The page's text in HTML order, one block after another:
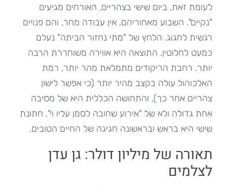
לעומת זאת, ביום שישי בצהריים, האורחים מגיעים
"נקיים". השבוע מאחוריהם, אין עבודה מחר, והם פנויים
רגשית לחגוג. הלחץ של "מתי נחזור הביתה" נעלם
כמעט לחלוטין. התוצאה היא אווירה משוחררת הרבה
יותר. רחבת הריקודים מתמלאת מהר יותר, רמת
האלכוהול עולה בקצב מהיר יותר (כי אפשר לישון
צהריים אחר כך), והתחושה הכללית היא של מסיבה
אחת גדולה ולא של "אירוע שחובה לסמן עליו וי". חתונת
שישי היא בראש ובראשונה חגיגה של החיים הטובים.
תאורה של מיליון דולר: גן עדן
לצלמים